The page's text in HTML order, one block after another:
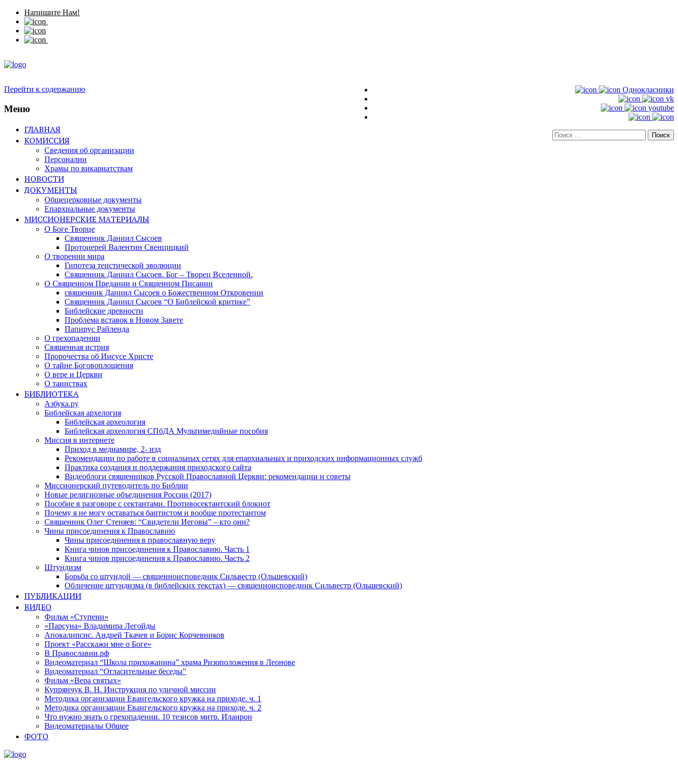
Напишите Нам!
Однокласники
vk
youtube
Искать:
Перейти к содержанию
Меню
ГЛАВНАЯ
КОМИССИЯ
Сведения об организации
Персоналии
Храмы по викариатствам
НОВОСТИ
ДОКУМЕНТЫ
Общецерковные документы
Епархиальные документы
МИССИОНЕРСКИЕ МАТЕРИАЛЫ
О Боге Творце
Священник Даниил Сысоев
Протоиерей Валентин Свенцицкий
О творении мира
Гипотеза теистической эволюции
Священник Даниил Сысоев. Бог – Творец Вселенной.
О Священном Предании и Священном Писании
священник Даниил Сысоев о Божественном Откровении
Священник Даниил Сысоев “О Библейской критике”
Библейские древности
Проблема вставок в Новом Завете
Папирус Райленда
О грехопадении
Священная истрия
Пророчества об Иисусе Христе
О тайне Боговоплощения
О вере и Церкви
О таинствах
БИБЛИОТЕКА
Азбука.ру
Библейская архелогия
Библейская археология
Библейская археология СПбДА Мультимедийные пособия
Миссия в интернете
Приход в медиамире, 2- изд
Рекомендации по работе в социальных сетях для епархиальных и приходских информационных служб
Практика создания и поддержания приходского сайта
Видеоблоги священников Русской Православной Церкви: рекомендации и советы
Миссионерский путеводитель по Библии
Новые религиозные объединения России (2017)
Пособие в разговоре с сектантами. Противосектантский блокнот
Почему я не могу оставаться баптистом и вообще протестантом
Священник Олег Стеняев: “Свидетели Иеговы” – кто они?
Чины присоединения к Православию
Чины присоединения в православную веру
Книга чинов присоединения к Православию. Часть 1
Книга чинов присоединения к Православию. Часть 2
Штундизм
Борьба со штундой — священноисповедник Сильвестр (Ольшевский)
Обличение штундизма (в библейских текстах) — священноисповедник Сильвестр (Ольшевский)
ПУБЛИКАЦИИ
ВИДЕО
Фильм «Ступени»
«Парсуна» Владимира Легойды
Апокалипсис. Андрей Ткачев и Борис Корчевников
Проект «Расскажи мне о Боге»
В Православии.рф
Видеоматериал “Школа прихожанина” храма Ризоположения в Леонове
Видеоматериал “Огласительные беседы”
Фильм «Вера святых»
Купрянчук В. Н. Инструкция по уличной миссии
Методика организации Евангельского кружка на приходе. ч. 1
Методика организации Евангельского кружка на приходе. ч. 2
Что нужно знать о грехопадении. 10 тезисов митр. Илаирон
Видеоматериалы Общее
ФОТО